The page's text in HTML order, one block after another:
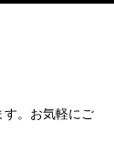
す。お気軽にご